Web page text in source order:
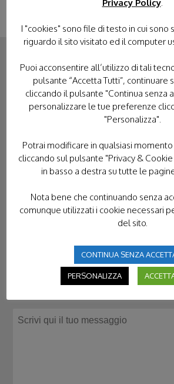
Privacy Policy.
I "cookies" sono file di testo in cui sono
riguardo il sito visitato ed il computer
Puoi acconsentire all’utilizzo di tali
pulsante “Accetta Tutti”, continuare
cliccando il pulsante "Continua senza
personalizzare le tue preferenze
"Personalizza".
Potrai modificare in qualsiasi
cliccando sul pulsante "Privacy &
in basso a destra su tutte le
Nota bene che continuando senza
comunque utilizzati i cookie necessari
del sito.
CONTINUA SENZA
PERSONALIZZA